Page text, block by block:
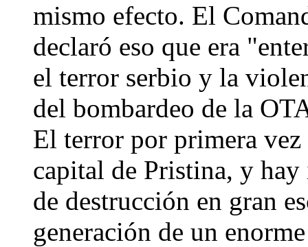
mismo efecto. El
declaró eso que era
el terror serbio y la
del bombardeo de la
El terror por primera
capital de Pristina, y
de destrucción en gran
generación de un